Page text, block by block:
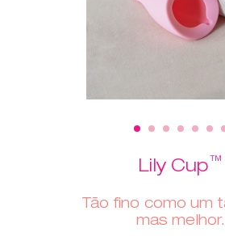
Lily Cup™
Tão fino como um
mas melhor.